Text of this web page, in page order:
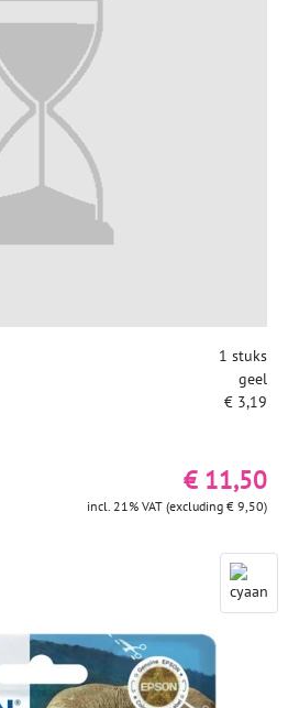
1 stuks
geel
€ 3,19
€ 11,50
incl. 21% VAT (excluding € 9,50)